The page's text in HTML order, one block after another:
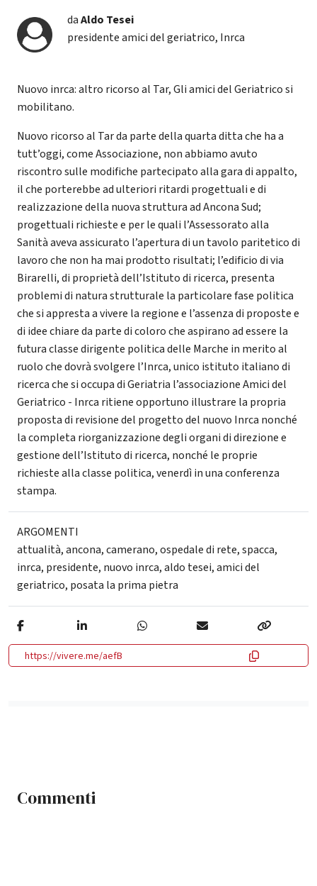
daAldo Tesei
presidente amici del geriatrico, Inrca
Nuovo inrca: altro ricorso al Tar, Gli amici del Geriatrico si
mobilitano.
Nuovo ricorso al Tar da parte della quarta ditta che ha a
tutt’oggi, come Associazione, non abbiamo avuto
riscontro sulle modifiche partecipato alla gara di appalto,
il che porterebbe ad ulteriori ritardi progettuali e di
realizzazione della nuova struttura ad Ancona Sud;
progettuali richieste e per le quali l’Assessorato alla
Sanità aveva assicurato l’apertura di un tavolo paritetico di
lavoro che non ha mai prodotto risultati; l’edificio di via
Birarelli, di proprietà dell’Istituto di ricerca, presenta
problemi di natura strutturale la particolare fase politica
che si appresta a vivere la regione e l’assenza di proposte e
di idee chiare da parte di coloro che aspirano ad essere la
futura classe dirigente politica delle Marche in merito al
ruolo che dovrà svolgere l’Inrca, unico istituto italiano di
ricerca che si occupa di Geriatria l’associazione Amici del
Geriatrico - Inrca ritiene opportuno illustrare la propria
proposta di revisione del progetto del nuovo Inrca nonché
la completa riorganizzazione degli organi di direzione e
gestione dell’Istituto di ricerca, nonché le proprie
richieste alla classe politica, venerdì in una conferenza
stampa.
ARGOMENTI
attualità,ancona,camerano,ospedale di rete,spacca,
inrca, presidente, nuovo inrca,aldo tesei,amici del
geriatrico, posata la prima pietra
https://vivere.me/aefB
Commenti